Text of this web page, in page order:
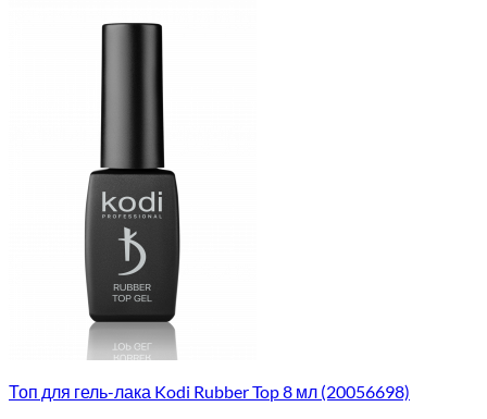
Топ для гель-лака Kodi Rubber Top 8 мл (20056698)